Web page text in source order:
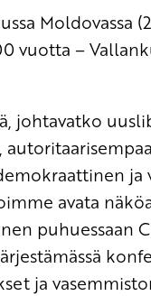
Moldovassa
vuotta –
johtavatko
ja
avata
puhuessaan
ja